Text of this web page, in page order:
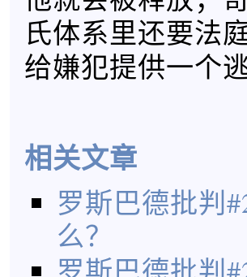
氏体系里还要法
给嫌犯提供一个
相关文章
罗斯巴德批判
么？